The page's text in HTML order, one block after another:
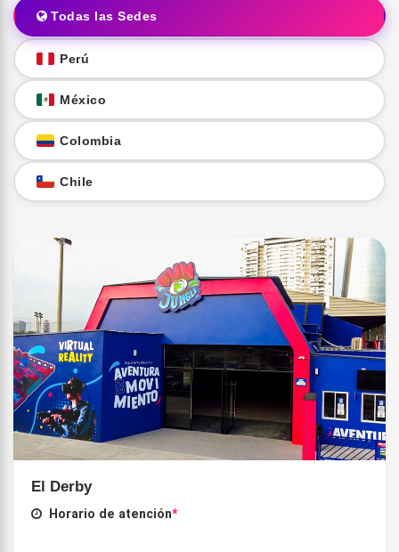
Todas las Sedes
Perú
México
Colombia
Chile
El Derby
Horario de atención*